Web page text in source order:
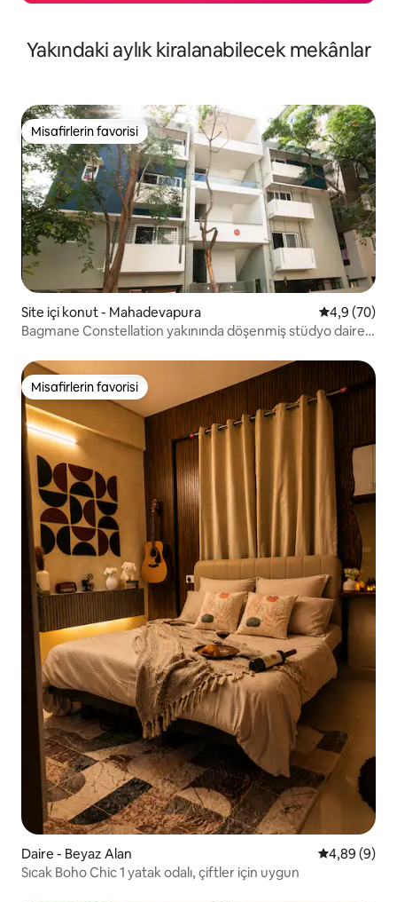
Yakındaki aylık kiralanabilecek mekânlar
Misafirlerin favorisi
Misafirlerin favorisi
Site içi konut - Mahadevapura 5 üzerinden
4,9 (70)
Bagmane Constellation yakınında döşenmiş stüdyo daire -
Misafirlerin favorisi
Misafirlerin favorisi
Daire - Beyaz Alan 5 üzerinden
4,89 (9)
Sıcak Boho Chic 1 yatak odalı, çiftler için uygun